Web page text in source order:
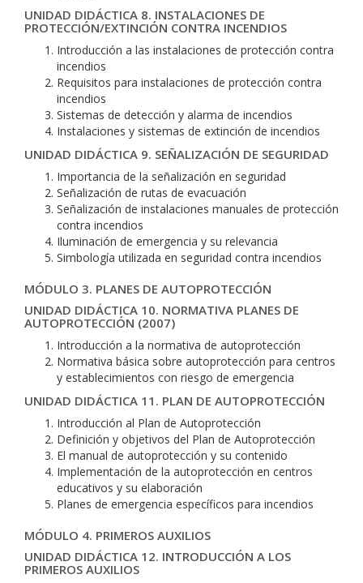
UNIDAD DIDÁCTICA 8. INSTALACIONES DE
PROTECCIÓN/EXTINCIÓN CONTRA INCENDIOS
Introducción a las instalaciones de protección contra
incendios
Requisitos para instalaciones de protección contra
incendios
Sistemas de detección y alarma de incendios
Instalaciones y sistemas de extinción de incendios
UNIDAD DIDÁCTICA 9. SEÑALIZACIÓN DE SEGURIDAD
Importancia de la señalización en seguridad
Señalización de rutas de evacuación
Señalización de instalaciones manuales de protección
contra incendios
Iluminación de emergencia y su relevancia
Simbología utilizada en seguridad contra incendios
MÓDULO 3. PLANES DE AUTOPROTECCIÓN
UNIDAD DIDÁCTICA 10. NORMATIVA PLANES DE
AUTOPROTECCIÓN (2007)
Introducción a la normativa de autoprotección
Normativa básica sobre autoprotección para centros
y establecimientos con riesgo de emergencia
UNIDAD DIDÁCTICA 11. PLAN DE AUTOPROTECCIÓN
Introducción al Plan de Autoprotección
Definición y objetivos del Plan de Autoprotección
El manual de autoprotección y su contenido
Implementación de la autoprotección en centros
educativos y su elaboración
Planes de emergencia específicos para incendios
MÓDULO 4. PRIMEROS AUXILIOS
UNIDAD DIDÁCTICA 12. INTRODUCCIÓN A LOS
PRIMEROS AUXILIOS